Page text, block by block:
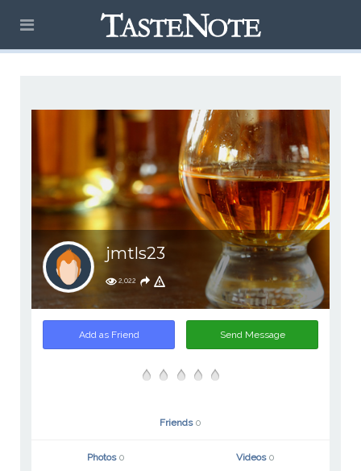
jmtls23
2,022
Add as Friend Send Message
Friends 0
Photos 0 Videos 0